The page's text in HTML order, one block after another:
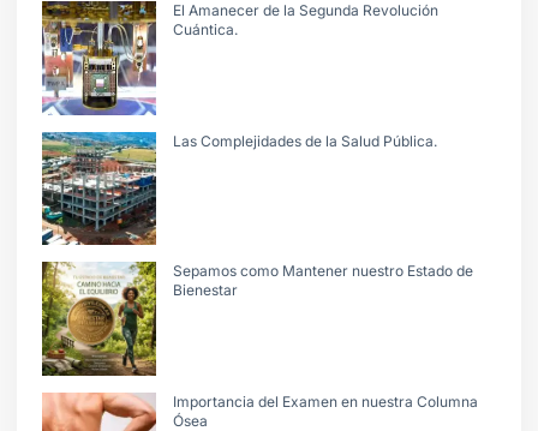
El Amanecer de la Segunda Revolución
Cuántica.
Las Complejidades de la Salud Pública.
Sepamos como Mantener nuestro Estado de
Bienestar
Importancia del Examen en nuestra Columna
Ósea